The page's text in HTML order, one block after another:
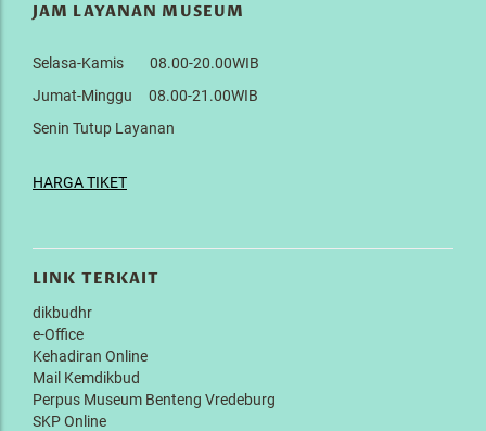
JAM LAYANAN MUSEUM
Selasa-Kamis 08.00-20.00WIB
Jumat-Minggu 08.00-21.00WIB
Senin Tutup Layanan
HARGA TIKET
LINK TERKAIT
dikbudhr
e-Office
Kehadiran Online
Mail Kemdikbud
Perpus Museum Benteng Vredeburg
SKP Online